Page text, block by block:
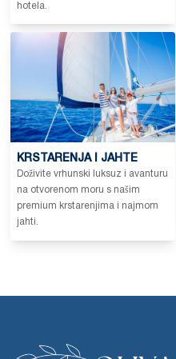
hotela.
KRSTARENJA I JAHTE
Doživite vrhunski luksuz i avanturu
na otvorenom moru s našim
premium krstarenjima i najmom
jahti.